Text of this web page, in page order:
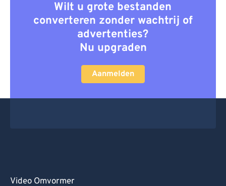
Wilt u grote bestanden
converteren zonder wachtrij of
advertenties?
Nu upgraden
Aanmelden
Video Omvormer